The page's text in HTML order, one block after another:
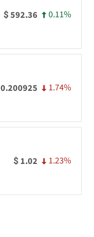
$592.36 0.11%
0.200925 1.74%
$ 1.02 1.23%